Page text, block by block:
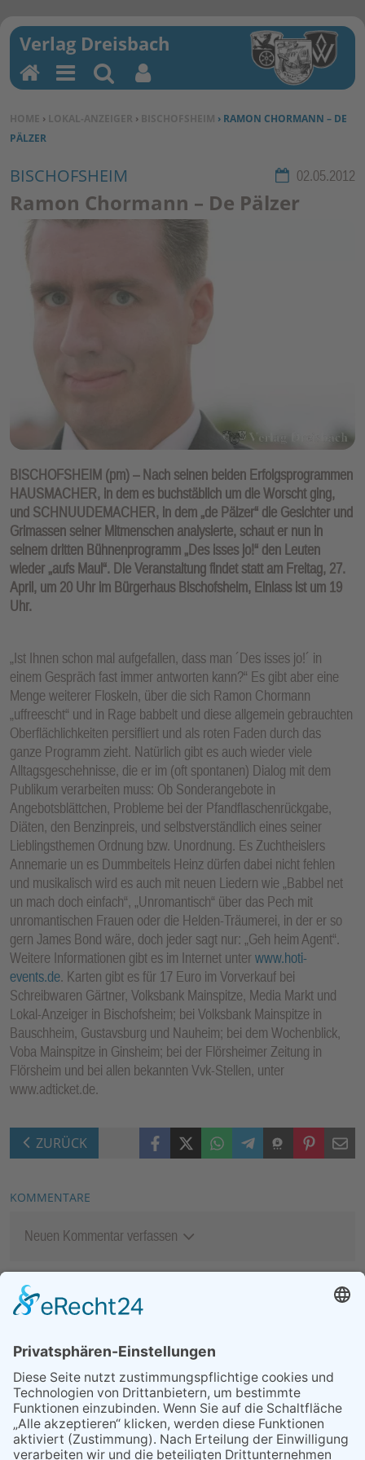
SIE BEFINDEN SICH HIER:
HOME › LOKAL-ANZEIGER › BISCHOFSHEIM › RAMON CHORMANN – DE
PÄLZER
Rubrik:
BISCHOFSHEIM 02.05.2012
Ramon Chormann – De Pälzer
BISCHOFSHEIM (pm) – Nach seinen beiden Erfolgsprogrammen
HAUSMACHER, in dem es buchstäblich um die Worscht ging,
und SCHNUUDEMACHER, in dem „de Pälzer“ die Gesichter und
Grimassen seiner Mitmenschen analysierte, schaut er nun in
seinem dritten Bühnenprogramm „Des isses jo!“ den Leuten
wieder „aufs Maul“. Die Veranstaltung findet statt am Freitag, 27.
April, um 20 Uhr im Bürgerhaus Bischofsheim, Einlass ist um 19
Uhr.
„Ist Ihnen schon mal aufgefallen, dass man ´Des isses jo!´ in
einem Gespräch fast immer antworten kann?“ Es gibt aber eine
Menge weiterer Floskeln, über die sich Ramon Chormann
„uffreescht“ und in Rage babbelt und diese allgemein gebrauchten
Oberflächlichkeiten persifliert und als roten Faden durch das
ganze Programm zieht. Natürlich gibt es auch wieder viele
Alltagsgeschehnisse, die er im (oft spontanen) Dialog mit dem
Publikum verarbeiten muss: Ob Sonderangebote in
Angebotsblättchen, Probleme bei der Pfandflaschenrückgabe,
Diäten, den Benzinpreis, und selbstverständlich eines seiner
Lieblingsthemen Ordnung bzw. Unordnung. Es Zuchtheislers
Annemarie un es Dummbeitels Heinz dürfen dabei nicht fehlen
und musikalisch wird es auch mit neuen Liedern wie „Babbel net
un mach doch einfach“, „Unromantisch“ über das Pech mit
unromantischen Frauen oder die Helden-Träumerei, in der er so
gern James Bond wäre, doch jeder sagt nur: „Geh heim Agent“.
Weitere Informationen gibt es im Internet unterwww.hoti-
events.de. Karten gibt es für 17 Euro im Vorverkauf bei
Schreibwaren Gärtner, Volksbank Mainspitze, Media Markt und
Lokal-Anzeiger in Bischofsheim; bei Volksbank Mainspitze in
Bauschheim, Gustavsburg und Nauheim; bei dem Wochenblick,
Voba Mainspitze in Ginsheim; bei der Flörsheimer Zeitung in
Flörsheim und bei allen bekannten Vvk-Stellen, unter
www.adticket.de.
ZURÜCK FacebookX (Twitter)WhatsAppTelegramThreemaPinterestMail
KOMMENTARE
Neuen Kommentar verfassen
MEIST GELESEN
Ladies – mehr als ein
Flohmarkt
07.08.2026
Regelmäßige
Veranstaltungen
06.08.2026
13. Folk- & Bluesfestival
kehrt zurück zu seinen
H
o
m
M
en
Su
ch
Be
nu
kti
on